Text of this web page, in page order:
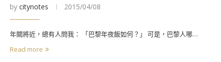
by citynotes 2015/04/08
年關將近，總有人問我： 「巴黎年夜飯如何？」 可是，巴黎人哪…
Read more